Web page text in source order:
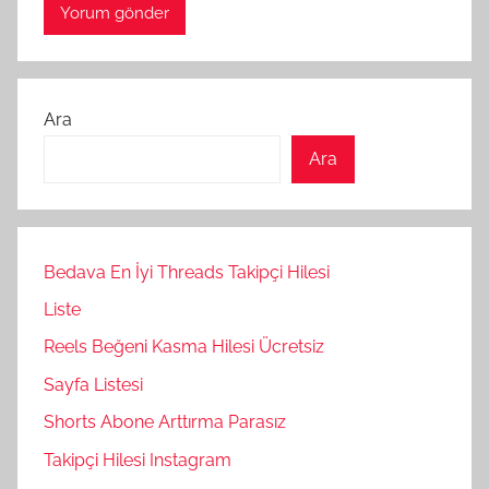
Ara
Ara
Bedava En İyi Threads Takipçi Hilesi
Liste
Reels Beğeni Kasma Hilesi Ücretsiz
Sayfa Listesi
Shorts Abone Arttırma Parasız
Takipçi Hilesi Instagram